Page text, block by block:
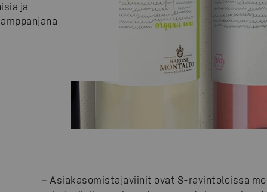
ja
− Asiakasomistajaviinit ovat S-ravintoloissa